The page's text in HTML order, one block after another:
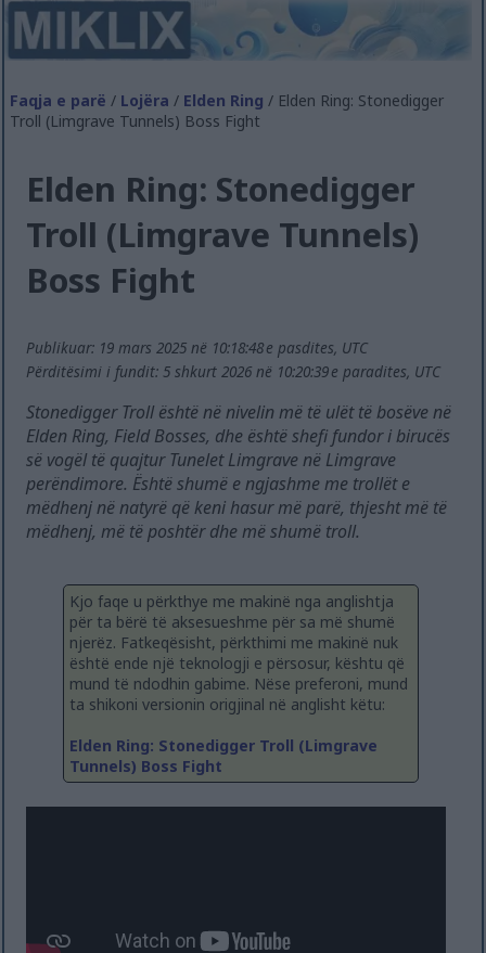
Faqja e parë / Lojëra / Elden Ring / Elden Ring: Stonedigger
Troll (Limgrave Tunnels) Boss Fight
Elden Ring: Stonedigger
Troll (Limgrave Tunnels)
Boss Fight
Publikuar: 19 mars 2025 në 10:18:48 e pasdites, UTC
Përditësimi i fundit: 5 shkurt 2026 në 10:20:39 e paradites, UTC
Stonedigger Troll është në nivelin më të ulët të bosëve në
Elden Ring, Field Bosses, dhe është shefi fundor i birucës
së vogël të quajtur Tunelet Limgrave në Limgrave
perëndimore. Është shumë e ngjashme me trollët e
mëdhenj në natyrë që keni hasur më parë, thjesht më të
mëdhenj, më të poshtër dhe më shumë troll.
Kjo faqe u përkthye me makinë nga anglishtja
për ta bërë të aksesueshme për sa më shumë
njerëz. Fatkeqësisht, përkthimi me makinë nuk
është ende një teknologji e përsosur, kështu që
mund të ndodhin gabime. Nëse preferoni, mund
ta shikoni versionin origjinal në anglisht këtu:
Elden Ring: Stonedigger Troll (Limgrave
Tunnels) Boss Fight